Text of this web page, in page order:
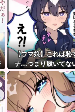
【ウマ娘】これは恥
ナ…つまり履いてな
と！？